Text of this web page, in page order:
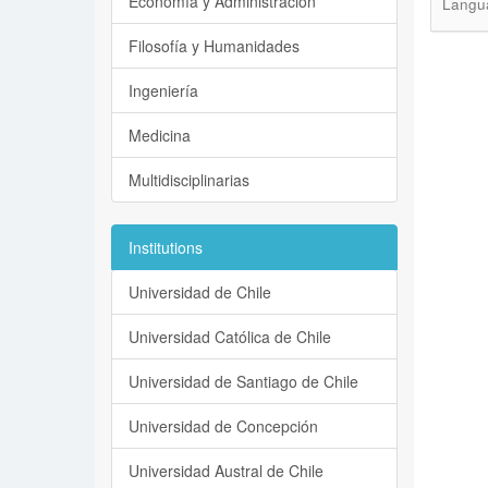
Filosofía y Humanidades
Ingeniería
Medicina
Multidisciplinarias
Institutions
Universidad de Chile
Universidad Católica de Chile
Universidad de Santiago de Chile
Universidad de Concepción
Universidad Austral de Chile